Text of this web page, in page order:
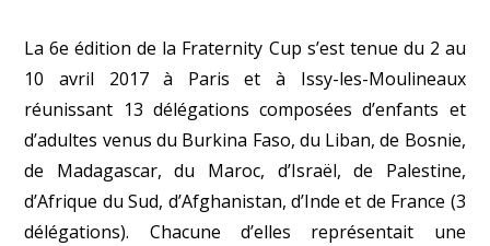
ACTUALITÉS
PRESSE
La 6e édition de la Fraternity Cup s’est tenue du 2 au
10 avril 2017 à Paris et à Issy-les-Moulineaux
réunissant 13 délégations composées d’enfants et
d’adultes venus du Burkina Faso, du Liban, de Bosnie,
de Madagascar, du Maroc, d’Israël, de Palestine,
d’Afrique du Sud, d’Afghanistan, d’Inde et de France (3
délégations). Chacune d’elles représentait une